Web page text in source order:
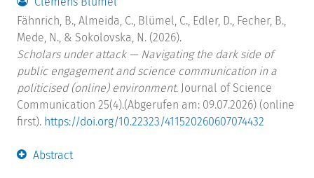
Fähnrich, B., Almeida, C., Blümel, C., Edler, D., Fecher, B.,
Mede, N., & Sokolovska, N. (2026).
Scholars under attack — Navigating the dark side of
public engagement and science communication in a
politicised (online) environment. Journal of Science
Communication 25(4).(Abgerufen am: 09.07.2026) (online
first). https://doi.org/10.22323/411520260607074432
Abstract